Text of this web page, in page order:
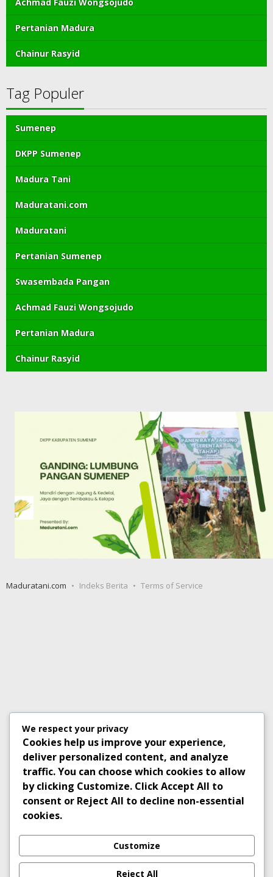
Pertanian Madura
Chainur Rasyid
Tag Populer
Sumenep
DKPP Sumenep
Madura Tani
Maduratani.com
Maduratani
Pertanian Sumenep
Swasembada Pangan
Achmad Fauzi Wongsojudo
Pertanian Madura
Chainur Rasyid
Maduratani.com Indeks Berita Terms of Service
We respect your privacy
Cookies help us improve your experience,
deliver personalized content, and analyze
traffic. You can choose which cookies to allow
by clicking Customize. ClickAccept All to
consent or Reject All to decline non-essential
cookies.
Customize
Reject All